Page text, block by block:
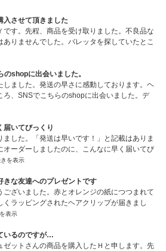
入させて頂きました
です。先程、商品を受け取りました。不良品な
ありませんでした。バレッタを探していたとこ
のshopに出会いました。
しました。発送の早さに感動しております。ヘ
ろ、SNSでこちらのshopに出会いました。デ
届いてびっくり
した。「発送は早いです！」と記載はありま
オーダーしましたのに、こんなに早く届いてび
を表示
きな友達へのプレゼントです
ざいました。赤とオレンジの紙につつまれて
くラッピングされたヘアクリップが届きまし
表示
いるのですが…
ゼットさんの商品を購入したＨと申します。先